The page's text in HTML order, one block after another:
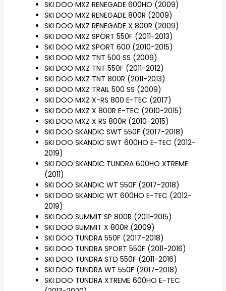
SKI DOO MXZ RENEGADE 600HO (2009)
SKI DOO MXZ RENEGADE 800R (2009)
SKI DOO MXZ RENEGADE X 800R (2009)
SKI DOO MXZ SPORT 550F (2011-2013)
SKI DOO MXZ SPORT 600 (2010-2015)
SKI DOO MXZ TNT 500 SS (2009)
SKI DOO MXZ TNT 550F (2011-2012)
SKI DOO MXZ TNT 800R (2011-2013)
SKI DOO MXZ TRAIL 500 SS (2009)
SKI DOO MXZ X-RS 800 E-TEC (2017)
SKI DOO MXZ X 800R E-TEC (2010-2015)
SKI DOO MXZ X RS 800R (2010-2015)
SKI DOO SKANDIC SWT 550F (2017-2018)
SKI DOO SKANDIC SWT 600HO E-TEC (2012-
2019)
SKI DOO SKANDIC TUNDRA 600HO XTREME
(2011)
SKI DOO SKANDIC WT 550F (2017-2018)
SKI DOO SKANDIC WT 600HO E-TEC (2012-
2019)
SKI DOO SUMMIT SP 800R (2011-2015)
SKI DOO SUMMIT X 800R (2009)
SKI DOO TUNDRA 550F (2017-2018)
SKI DOO TUNDRA SPORT 550F (2011-2016)
SKI DOO TUNDRA STD 550F (2011-2016)
SKI DOO TUNDRA WT 550F (2017-2018)
SKI DOO TUNDRA XTREME 600HO E-TEC